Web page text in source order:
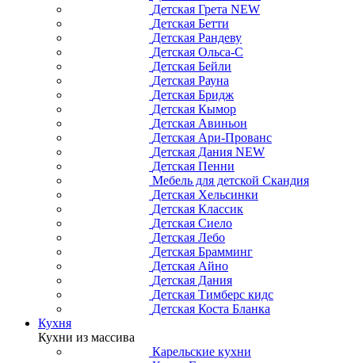
Детская Грета NEW
Детская Бетти
Детская Рандеву
Детская Ольса-С
Детская Бейли
Детская Рауна
Детская Бридж
Детская Кымор
Детская Авиньон
Детская Ари-Прованс
Детская Дания NEW
Детская Пенни
Мебель для детской Скандия
Детская Хельсинки
Детская Классик
Детская Сиело
Детская Лебо
Детская Брамминг
Детская Айно
Детская Дания
Детская Тимберс кидс
Детская Коста Бланка
Кухня
Кухни из массива
Карельские кухни